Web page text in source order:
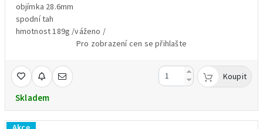
objímka 28.6mm
spodní tah
hmotnost 189g /váženo /
Pro zobrazení cen se přihlašte
Skladem
Koupit